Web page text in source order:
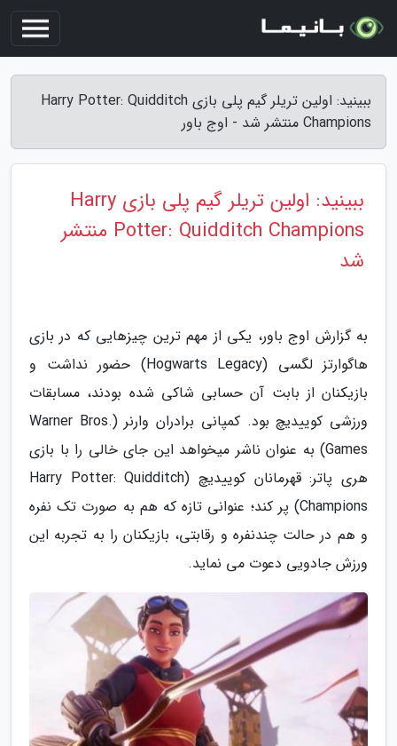
ببینید: اولین تریلر گیم پلی بازی Harry Potter: Quidditch
Champions منتشر شد - اوج باور
ببینید: اولین تریلر گیم پلی بازی Harry
Potter: Quidditch Champions منتشر
شد
به گزارش اوج باور، یکی از مهم ترین چیزهایی که در بازی
هاگوارتز لگسی (Hogwarts Legacy) حضور نداشت و
بازیکنان از بابت آن حسابی شاکی شده بودند، مسابقات
ورزشی کوییدیچ بود. کمپانی برادران وارنر (Warner Bros.
Games) به عنوان ناشر میخواهد این جای خالی را با بازی
هری پاتر: قهرمانان کوییدیچ (Harry Potter: Quidditch
Champions) پر کند؛ عنوانی تازه که هم به صورت تک نفره
و هم در حالت چندنفره و رقابتی، بازیکنان را به تجربه این
ورزش جادویی دعوت می نماید.